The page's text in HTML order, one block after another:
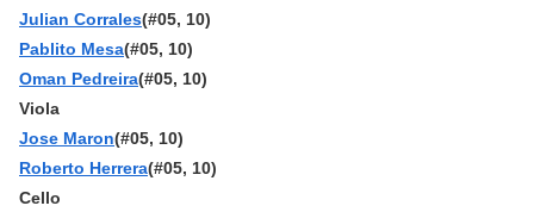
Julian Corrales(#05, 10)
Pablito Mesa(#05, 10)
Oman Pedreira(#05, 10)
Viola
Jose Maron(#05, 10)
Roberto Herrera(#05, 10)
Cello